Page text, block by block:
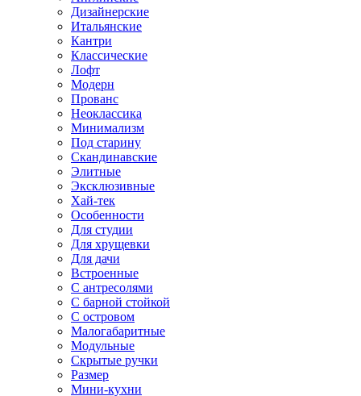
Дизайнерские
Итальянские
Кантри
Классические
Лофт
Модерн
Прованс
Неоклассика
Минимализм
Под старину
Скандинавские
Элитные
Эксклюзивные
Хай-тек
Особенности
Для студии
Для хрущевки
Для дачи
Встроенные
С антресолями
С барной стойкой
С островом
Малогабаритные
Модульные
Скрытые ручки
Размер
Мини-кухни